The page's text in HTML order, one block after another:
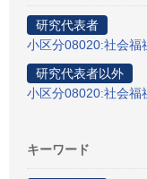
研究代表者
小区分08020:社会福
研究代表者以外
小区分08020:社会福
キーワード